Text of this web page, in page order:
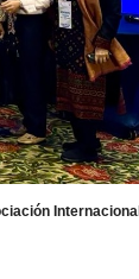
Internacional